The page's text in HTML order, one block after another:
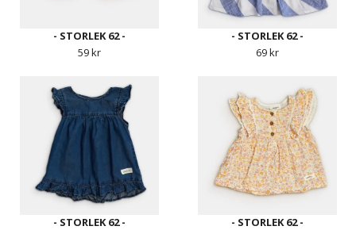
- STORLEK 62 -
59 kr
- STORLEK 62 -
69 kr
- STORLEK 62 -
- STORLEK 62 -